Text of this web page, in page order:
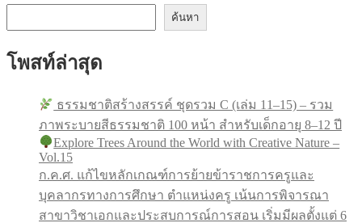
ค้นหา
โพสท์ล่าสุด
ธรรมชาติสร้างสรรค์ ชุดรวม C (เล่ม 11–15) – รวม
ภาพระบายสีธรรมชาติ 100 หน้า สำหรับเด็กอายุ 8–12 ปี
Explore Trees Around the World with Creative Nature –
Vol.15
ก.ค.ศ. แก้ไขหลักเกณฑ์การย้ายข้าราชการครูและ
บุคลากรทางการศึกษา ตำแหน่งครู เน้นการพิจารณา
สาขาวิชาเอกและประสบการณ์การสอน เริ่มมีผลตั้งแต่ 6